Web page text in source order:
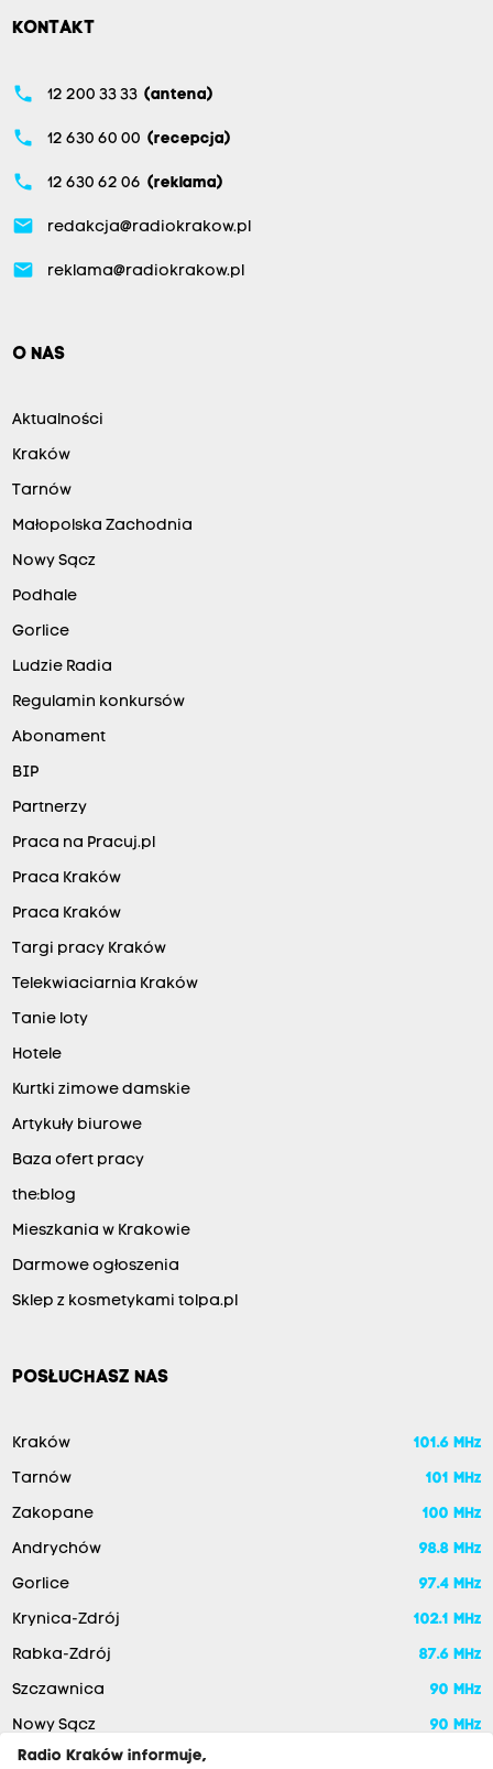
KONTAKT
phone 12 200 33 33 (antena)
phone 12 630 60 00 (recepcja)
phone 12 630 62 06 (reklama)
email redakcja@radiokrakow.pl
email reklama@radiokrakow.pl
O NAS
Aktualności
Kraków
Tarnów
Małopolska Zachodnia
Nowy Sącz
Podhale
Gorlice
Ludzie Radia
Regulamin konkursów
Abonament
BIP
Partnerzy
Praca na Pracuj.pl
Praca Kraków
Praca Kraków
Targi pracy Kraków
Telekwiaciarnia Kraków
Tanie loty
Hotele
Kurtki zimowe damskie
Artykuły biurowe
Baza ofert pracy
the:blog
Mieszkania w Krakowie
Darmowe ogłoszenia
Sklep z kosmetykami tolpa.pl
POSŁUCHASZ NAS
Kraków 101.6 MHz
Tarnów 101 MHz
Zakopane 100 MHz
Andrychów 98.8 MHz
Gorlice 97.4 MHz
Krynica-Zdrój 102.1 MHz
Rabka-Zdrój 87.6 MHz
Szczawnica 90 MHz
Nowy Sącz
90 MHz
Radio Kraków informuje,